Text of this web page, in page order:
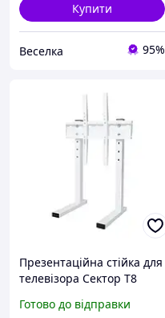
Купити
Веселка 95%
Презентаційна стійка для
телевізора Сектор T8
Готово до відправки